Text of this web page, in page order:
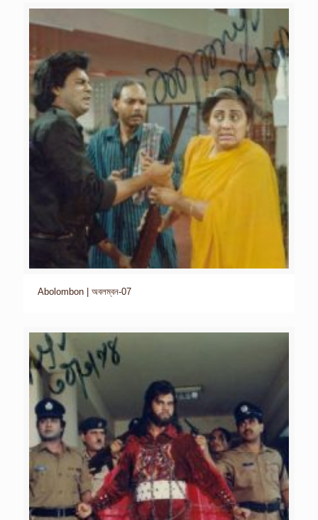
Abolombon | অবলম্বন-07